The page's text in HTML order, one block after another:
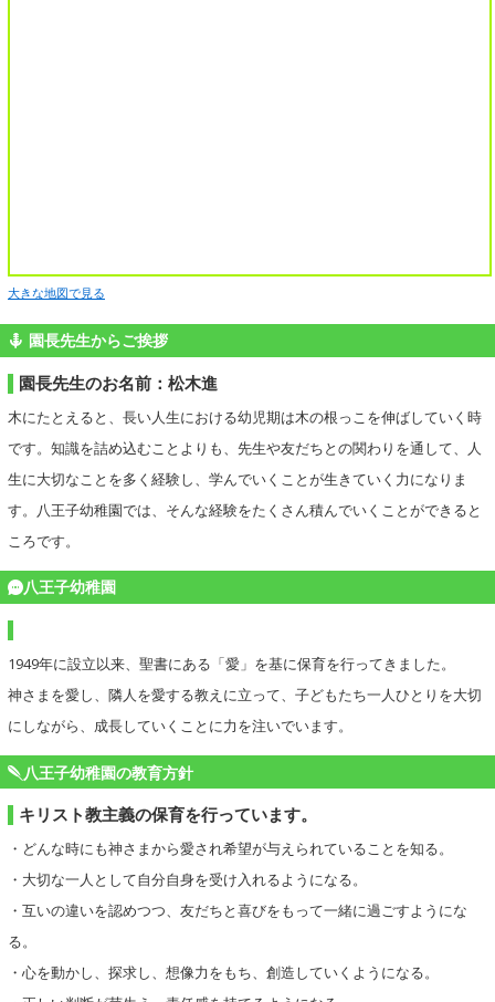
大きな地図で見る
園長先生からご挨拶
園長先生のお名前：松木進
木にたとえると、長い人生における幼児期は木の根っこを伸ばしていく時
です。知識を詰め込むことよりも、先生や友だちとの関わりを通して、人
生に大切なことを多く経験し、学んでいくことが生きていく力になりま
す。八王子幼稚園では、そんな経験をたくさん積んでいくことができると
ころです。
八王子幼稚園
1949年に設立以来、聖書にある「愛」を基に保育を行ってきました。
神さまを愛し、隣人を愛する教えに立って、子どもたち一人ひとりを大切
にしながら、成長していくことに力を注いでいます。
八王子幼稚園の教育方針
キリスト教主義の保育を行っています。
・どんな時にも神さまから愛され希望が与えられていることを知る。
・大切な一人として自分自身を受け入れるようになる。
・互いの違いを認めつつ、友だちと喜びをもって一緒に過ごすようにな
る。
・心を動かし、探求し、想像力をもち、創造していくようになる。